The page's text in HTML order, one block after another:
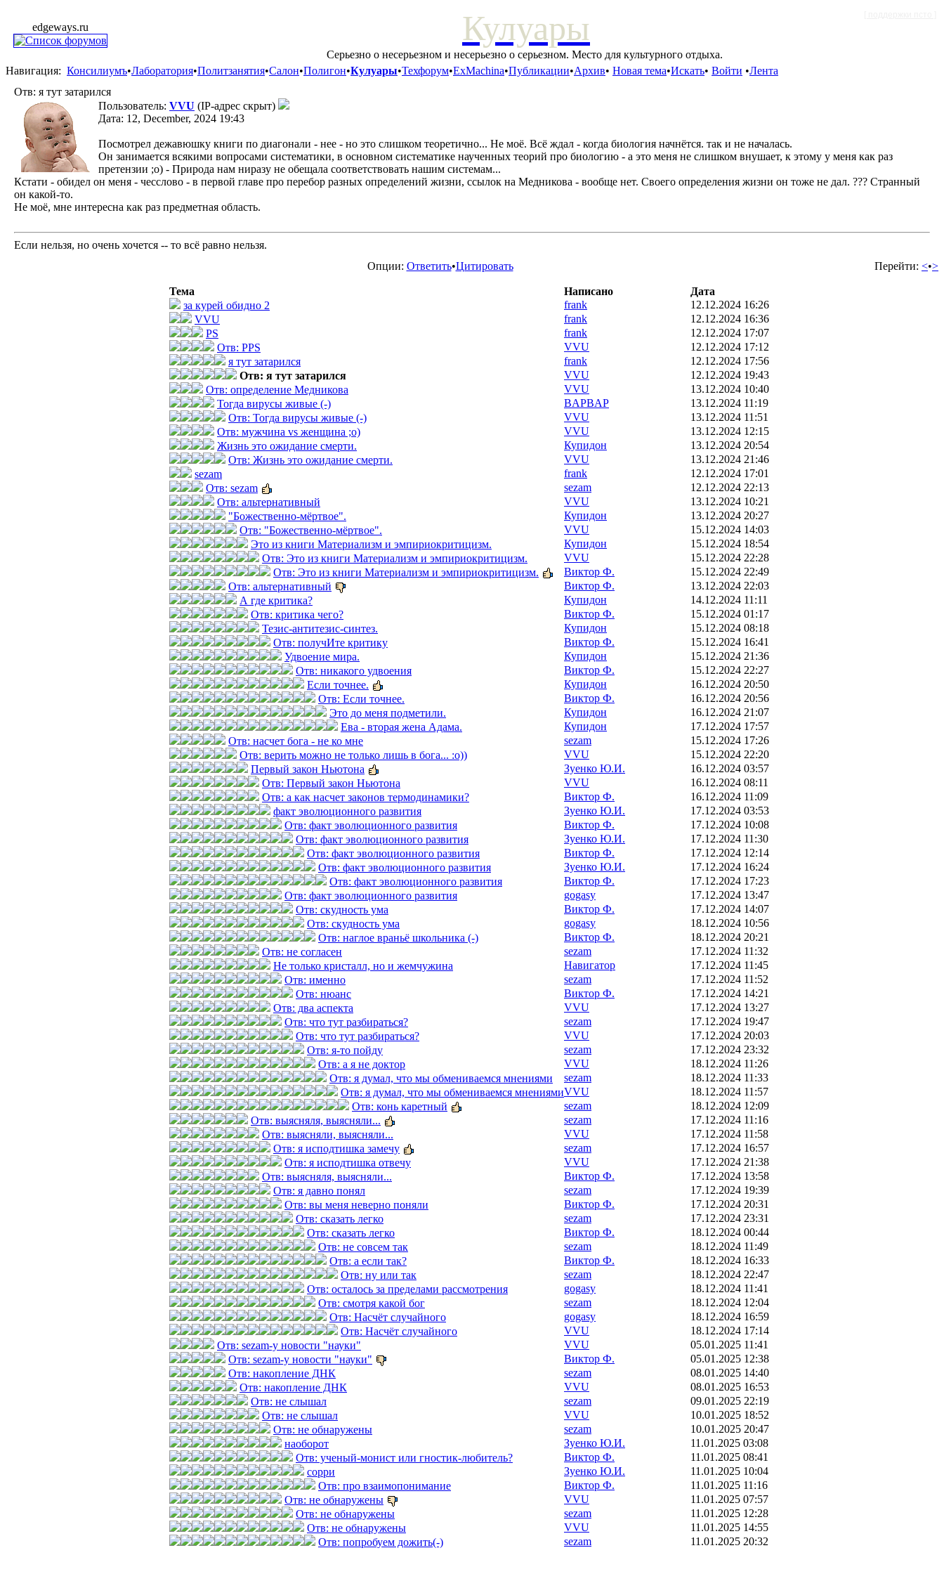
edgeways.ru Кулуары
Серьезно о несерьезном и несерьезно о серьезном. Место для культурного отдыха.
Навигация: Консилиумъ•Лаборатория•Политзанятия•Салон•Полигон•Кулуары•Техфорум•ExMachina•Публикации•Архив• Новая тема•Искать• Войти •Лента
Отв: я тут затарился
Пользователь: VVU (IP-адрес скрыт)
Дата: 12, December, 2024 19:43
Посмотрел дежавюшку книги по диагонали - нее - но это слишком теоретично... Не моё. Всё ждал - когда биология начнётся. так и не началась.
Он занимается всякими вопросами систематики, в основном систематике наученных теорий про биологию - а это меня не слишком внушает, к этому у меня как раз
претензии ;о) - Природа нам ниразу не обещала соответствовать нашим системам...
Кстати - обидел он меня - чесслово - в первой главе про перебор разных определений жизни, ссылок на Медникова - вообще нет. Своего определения жизни он тоже не дал. ??? Странный
он какой-то.
Не моё, мне интересна как раз предметная область.
Если нельзя, но очень хочется -- то всё равно нельзя.
Перейти: <•>
Опции: Ответить•Цитировать
Тема Написано
Дата
за курей обидно 2
frank
12.12.2024 16:26
VVU
frank
12.12.2024 16:36
PS
frank
12.12.2024 17:07
Отв: PPS
VVU
12.12.2024 17:12
я тут затарился
frank
12.12.2024 17:56
Отв: я тут затарился
VVU
12.12.2024 19:43
Отв: определение Медникова
VVU
13.12.2024 10:40
Тогда вирусы живые (-)
BAPBAP
13.12.2024 11:19
Отв: Тогда вирусы живые (-)
VVU
13.12.2024 11:51
Отв: мужчина vs женщина ;о)
VVU
13.12.2024 12:15
Жизнь это ожидание смерти.
Купидон
13.12.2024 20:54
Отв: Жизнь это ожидание смерти.
VVU
13.12.2024 21:46
sezam
frank
12.12.2024 17:01
Отв: sezam
sezam
12.12.2024 22:13
Отв: альтернативный
VVU
13.12.2024 10:21
"Божественно-мёртвое".
Купидон
13.12.2024 20:27
Отв: "Божественно-мёртвое".
VVU
15.12.2024 14:03
Это из книги Материализм и эмпириокритицизм.
Купидон
15.12.2024 18:54
Отв: Это из книги Материализм и эмпириокритицизм.
VVU
15.12.2024 22:28
Отв: Это из книги Материализм и эмпириокритицизм.
Виктор Ф.
15.12.2024 22:49
Отв: альтернативный
Виктор Ф.
13.12.2024 22:03
А где критика?
Купидон
14.12.2024 11:11
Отв: критика чего?
Виктор Ф.
15.12.2024 01:17
Тезис-антитезис-синтез.
Купидон
15.12.2024 08:18
Отв: получИте критику
Виктор Ф.
15.12.2024 16:41
Удвоение мира.
Купидон
15.12.2024 21:36
Отв: никакого удвоения
Виктор Ф.
15.12.2024 22:27
Если точнее.
Купидон
16.12.2024 20:50
Отв: Если точнее.
Виктор Ф.
16.12.2024 20:56
Это до меня подметили.
Купидон
16.12.2024 21:07
Ева - вторая жена Адама.
Купидон
17.12.2024 17:57
Отв: насчет бога - не ко мне
sezam
15.12.2024 17:26
Отв: верить можно не только лишь в бога... :о))
VVU
15.12.2024 22:20
Первый закон Ньютона
Зуенко Ю.И.
16.12.2024 03:57
Отв: Первый закон Ньютона
VVU
16.12.2024 08:11
Отв: а как насчет законов термодинамики?
Виктор Ф.
16.12.2024 11:09
факт эволюционного развития
Зуенко Ю.И.
17.12.2024 03:53
Отв: факт эволюционного развития
Виктор Ф.
17.12.2024 10:08
Отв: факт эволюционного развития
Зуенко Ю.И.
17.12.2024 11:30
Отв: факт эволюционного развития
Виктор Ф.
17.12.2024 12:14
Отв: факт эволюционного развития
Зуенко Ю.И.
17.12.2024 16:24
Отв: факт эволюционного развития
Виктор Ф.
17.12.2024 17:23
Отв: факт эволюционного развития
gogasy
17.12.2024 13:47
Отв: скудность ума
Виктор Ф.
17.12.2024 14:07
Отв: скудность ума
gogasy
18.12.2024 10:56
Отв: наглое враньё школьника (-)
Виктор Ф.
18.12.2024 20:21
Отв: не согласен
sezam
17.12.2024 11:32
Не только кристалл, но и жемчужина
Навигатор
17.12.2024 11:45
Отв: именно
sezam
17.12.2024 11:52
Отв: нюанс
Виктор Ф.
17.12.2024 14:21
Отв: два аспекта
VVU
17.12.2024 13:27
Отв: что тут разбираться?
sezam
17.12.2024 19:47
Отв: что тут разбираться?
VVU
17.12.2024 20:03
Отв: я-то пойду
sezam
17.12.2024 23:32
Отв: а я не доктор
VVU
18.12.2024 11:26
Отв: я думал, что мы обмениваемся мнениями
sezam
18.12.2024 11:33
Отв: я думал, что мы обмениваемся мнениямиVVU
18.12.2024 11:57
Отв: конь каретный
sezam
18.12.2024 12:09
Отв: выясняля, выясняли...
sezam
17.12.2024 11:16
Отв: выясняли, выясняли...
VVU
17.12.2024 11:58
Отв: я исподтишка замечу
sezam
17.12.2024 16:57
Отв: я исподтишка отвечу
VVU
17.12.2024 21:38
Отв: выясняля, выясняли...
Виктор Ф.
17.12.2024 13:58
Отв: я давно понял
sezam
17.12.2024 19:39
Отв: вы меня неверно поняли
Виктор Ф.
17.12.2024 20:31
Отв: сказать легко
sezam
17.12.2024 23:31
Отв: сказать легко
Виктор Ф.
18.12.2024 00:44
Отв: не совсем так
sezam
18.12.2024 11:49
Отв: а если так?
Виктор Ф.
18.12.2024 16:33
Отв: ну или так
sezam
18.12.2024 22:47
Отв: осталось за пределами рассмотрения
gogasy
18.12.2024 11:41
Отв: смотря какой бог
sezam
18.12.2024 12:04
Отв: Насчёт случайного
gogasy
18.12.2024 16:59
Отв: Насчёт случайного
VVU
18.12.2024 17:14
Отв: sezam-у новости "науки"
VVU
05.01.2025 11:41
Отв: sezam-у новости "науки"
Виктор Ф.
05.01.2025 12:38
Отв: накопление ДНК
sezam
08.01.2025 14:40
Отв: накопление ДНК
VVU
08.01.2025 16:53
Отв: не слышал
sezam
09.01.2025 22:19
Отв: не слышал
VVU
10.01.2025 18:52
Отв: не обнаружены
sezam
10.01.2025 20:47
наоборот
Зуенко Ю.И.
11.01.2025 03:08
Отв: ученый-монист или гностик-любитель?
Виктор Ф.
11.01.2025 08:41
сорри
Зуенко Ю.И.
11.01.2025 10:04
Отв: про взаимопонимание
Виктор Ф.
11.01.2025 11:16
Отв: не обнаружены
VVU
11.01.2025 07:57
Отв: не обнаружены
sezam
11.01.2025 12:28
Отв: не обнаружены
VVU
11.01.2025 14:55
Отв: попробуем дожить(-)
sezam 11.01.2025 20:32